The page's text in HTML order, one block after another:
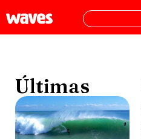
Últimas